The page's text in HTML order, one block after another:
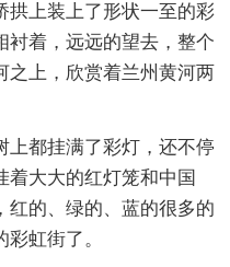
拱上装上了形状一至的彩
衬着，远远的望去，整个
之上，欣赏着兰州黄河两
上都挂满了彩灯，还不停
着大大的红灯笼和中国
红的、绿的、蓝的很多的
虹街了。